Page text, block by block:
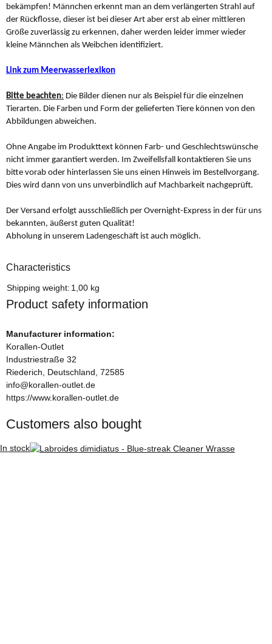
bekämpfen! Männchen erkennt man an dem verlängerten Strahl auf
der Rückflosse, dieser ist bei dieser Art aber erst ab einer mittleren
Größe zuverlässig zu erkennen, daher werden leider immer wieder
kleine Männchen als Weibchen identifiziert.
Link zum Meerwasserlexikon
Bitte beachten: Die Bilder dienen nur als Beispiel für die einzelnen
Tierarten. Die Farben und Form der gelieferten Tiere können von den
Abbildungen abweichen.
Ohne Angabe im Produkttext können Farb- und Geschlechtswünsche
nicht immer garantiert werden. Im Zweifellsfall kontaktieren Sie uns
bitte vorab oder hinterlassen Sie uns einen Hinweis im Bestellvorgang.
Dies wird dann von uns unverbindlich auf Machbarkeit nachgeprüft.
Der Versand erfolgt ausschließlich per Overnight-Express in der für uns
bekannten, äußerst guten Qualität!
Abholung in unserem Ladengeschäft ist auch möglich.
Characteristics
Item information
Value
Shipping weight: 1,00 kg
Product safety information
Manufacturer information:
Korallen-Outlet
Industriestraße 32
Riederich, Deutschland, 72585
info@korallen-outlet.de
https://www.korallen-outlet.de
Customers also bought
In stock